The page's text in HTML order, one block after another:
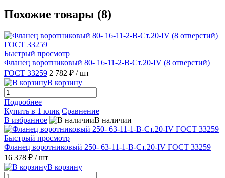
Похожие товары (8)
Быстрый просмотр
Фланец воротниковый 80- 16-11-2-B-Ст.20-IV (8 отверстий)
ГОСТ 33259 2 782 ₽ / шт
В корзину
Подробнее
Купить в 1 клик Сравнение
В избранное
В наличии
Быстрый просмотр
Фланец воротниковый 250- 63-11-1-В-Ст.20-IV ГОСТ 33259
16 378 ₽ / шт
В корзину